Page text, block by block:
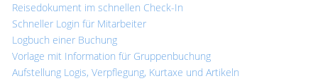
Reisedokument im schnellen Check-In
Schneller Login für Mitarbeiter
Logbuch einer Buchung
Vorlage mit Information für Gruppenbuchung
Aufstellung Logis, Verpflegung, Kurtaxe und Artikeln